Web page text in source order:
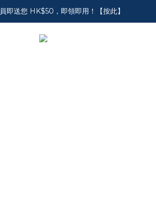
耳機？歡迎到 Showroom 免費體驗【按此】
即送您 HK$50，即領即用！【按此】
耳機？歡迎到 Showroom 免費體驗【按此】